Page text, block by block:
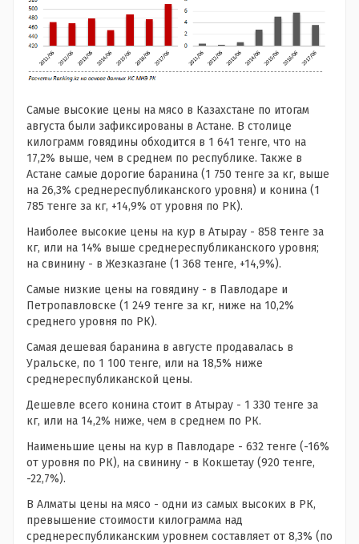
Самые высокие цены на мясо в Казахстане по итогам
августа были зафиксированы в Астане. В столице
килограмм говядины обходится в 1 641 тенге, что на
17,2% выше, чем в среднем по республике. Также в
Астане самые дорогие баранина (1 750 тенге за кг, выше
на 26,3% среднереспубликанского уровня) и конина (1
785 тенге за кг, +14,9% от уровня по РК).
Наиболее высокие цены на кур в Атырау - 858 тенге за
кг, или на 14% выше среднереспубликанского уровня;
на свинину - в Жезказгане (1 368 тенге, +14,9%).
Самые низкие цены на говядину - в Павлодаре и
Петропавловске (1 249 тенге за кг, ниже на 10,2%
среднего уровня по РК).
Самая дешевая баранина в августе продавалась в
Уральске, по 1 100 тенге, или на 18,5% ниже
среднереспубликанской цены.
Дешевле всего конина стоит в Атырау - 1 330 тенге за
кг, или на 14,2% ниже, чем в среднем по РК.
Наименьшие цены на кур в Павлодаре - 632 тенге (-16%
от уровня по РК), на свинину - в Кокшетау (920 тенге,
-22,7%).
В Алматы цены на мясо - одни из самых высоких в РК,
превышение стоимости килограмма над
среднереспубликанским уровнем составляет от 8,3% (по